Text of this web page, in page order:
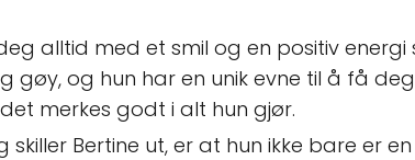
alltid med et smil og en positiv
gøy, og hun har en unik evne til å få
merkes godt i alt hun gjør.
skiller Bertine ut, er at hun ikke bare er